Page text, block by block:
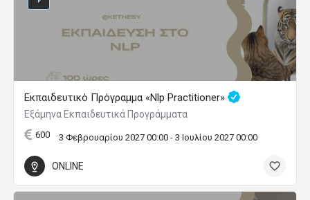
Εκπαιδευτικό Πρόγραμμα «Nlp Practitioner»
Εξάμηνα Εκπαιδευτικά Προγράμματα
600 3 Φεβρουαρίου 2027 00:00 - 3 Ιουλίου 2027 00:00
ONLINE